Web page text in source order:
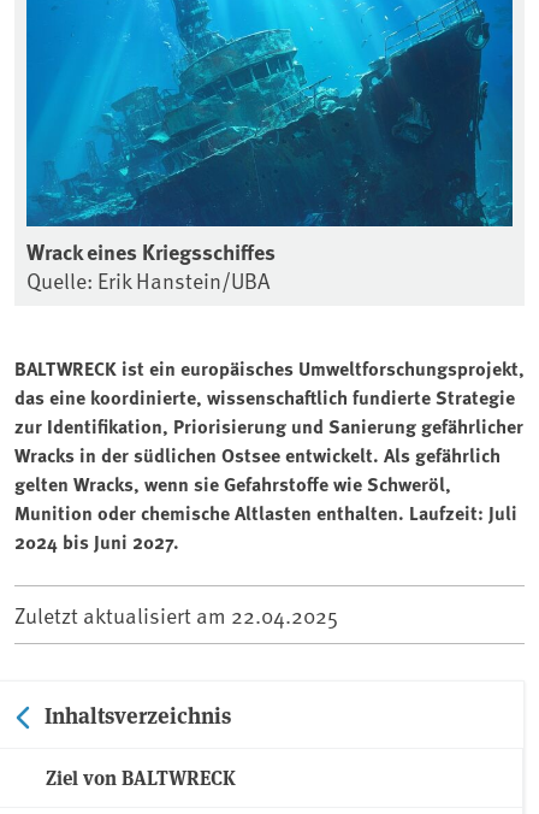
Wrack eines Kriegsschiffes
Quelle: Erik Hanstein/UBA
BALTWRECK ist ein europäisches Umweltforschungsprojekt,
das eine koordinierte, wissenschaftlich fundierte Strategie
zur Identifikation, Priorisierung und Sanierung gefährlicher
Wracks in der südlichen Ostsee entwickelt. Als gefährlich
gelten Wracks, wenn sie Gefahrstoffe wie Schweröl,
Munition oder chemische Altlasten enthalten. Laufzeit: Juli
2024 bis Juni 2027.
Zuletzt aktualisiert am 22.04.2025
Inhaltsverzeichnis
Ziel von BALTWRECK